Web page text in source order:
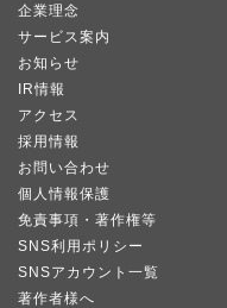
企業理念
サービス案内
お知らせ
IR情報
アクセス
採用情報
お問い合わせ
個人情報保護
免責事項・著作権等
SNS利用ポリシー
SNSアカウント一覧
著作者様へ